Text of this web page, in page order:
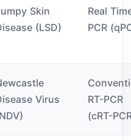
Skin
(LSD)
Real
PCR
Virus
RT-PCR
(cRT-